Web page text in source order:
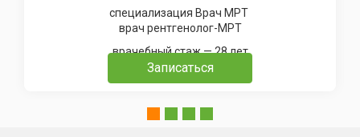
специализация Врач МРТ
врач рентгенолог-МРТ
врачебный стаж — 28 лет
Записаться